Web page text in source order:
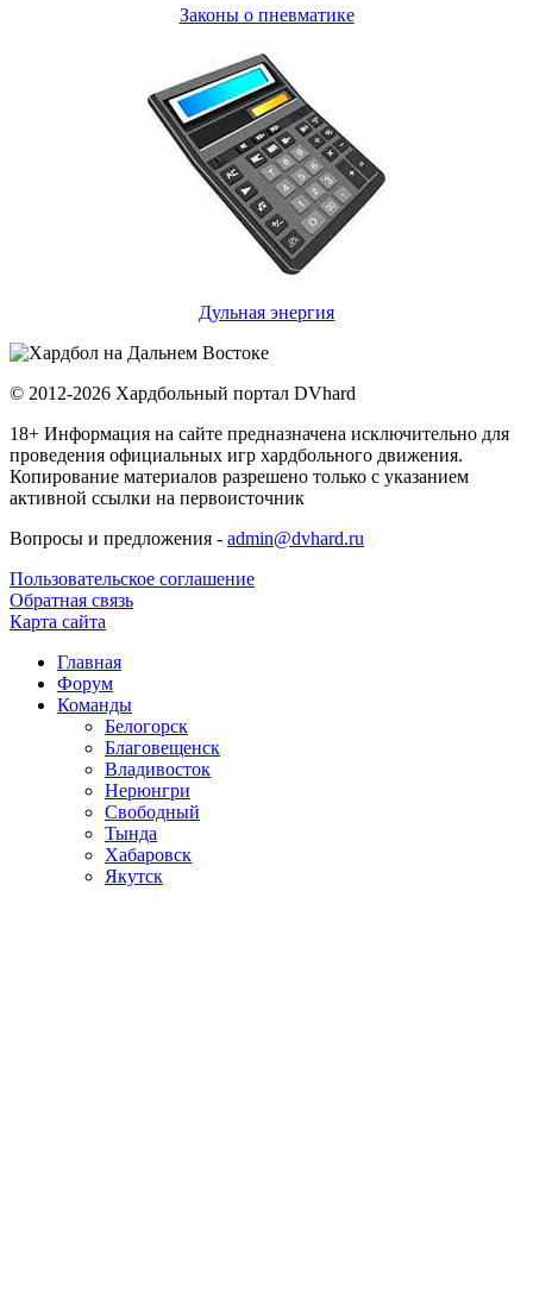
Законы о пневматике
Дульная энергия
© 2012-2026 Хардбольный портал DVhard
18+ Информация на сайте предназначена исключительно для
проведения официальных игр хардбольного движения.
Копирование материалов разрешено только с указанием
активной ссылки на первоисточник
Вопросы и предложения - admin@dvhard.ru
Пользовательское соглашение
Обратная связь
Карта сайта
Главная
Форум
Команды
Белогорск
Благовещенск
Владивосток
Нерюнгри
Свободный
Тында
Хабаровск
Якутск